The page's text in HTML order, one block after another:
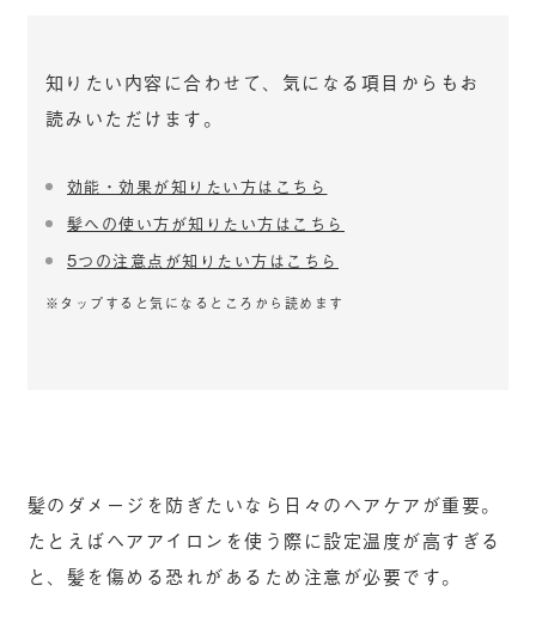
知りたい内容に合わせて、気になる項目からもお
読みいただけます。
効能・効果が知りたい方はこちら
髪への使い方が知りたい方はこちら
5つの注意点が知りたい方はこちら
※タップすると気になるところから読めます
髪のダメージを防ぎたいなら日々のヘアケアが重要。
たとえばヘアアイロンを使う際に設定温度が高すぎる
と、髪を傷める恐れがあるため注意が必要です。